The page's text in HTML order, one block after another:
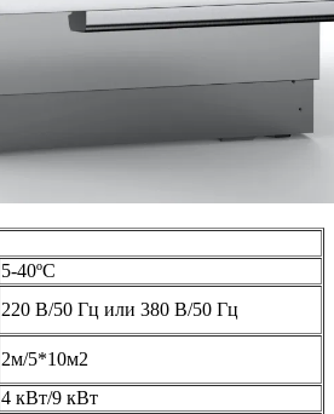
5-40ºC
220 В/50 Гц или 380 В/50 Гц
2м/5*10м2
4 кВт/9 кВт